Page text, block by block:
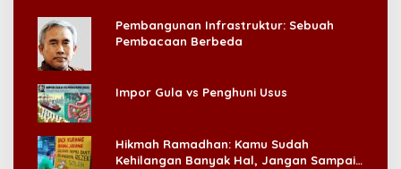
Pembangunan Infrastruktur: Sebuah
Pembacaan Berbeda
Impor Gula vs Penghuni Usus
Hikmah Ramadhan: Kamu Sudah
Kehilangan Banyak Hal, Jangan Sampai